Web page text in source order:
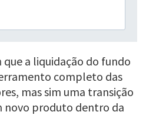
que a liquidação do fundo
completo das
mas sim uma transição
novo produto dentro da